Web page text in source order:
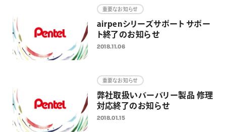
重要なお知らせ
airpenシリーズサポート サポー
ト終了のお知らせ
2018.11.06
重要なお知らせ
弊社取扱いバーバリー製品 修理
対応終了のお知らせ
2018.01.15